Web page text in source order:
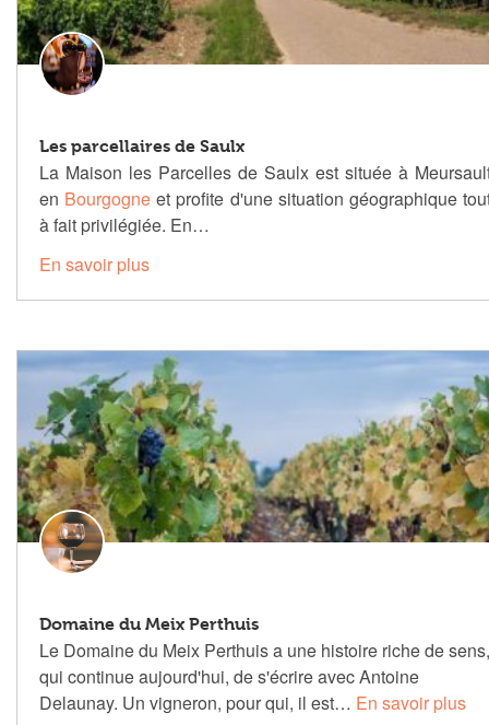
Les parcellaires de Saulx
La Maison les Parcelles de Saulx est située à
en Bourgogne et profite d'une situation géographique
à fait privilégiée. En…
En savoir plus
Domaine du Meix Perthuis
Le Domaine du Meix Perthuis a une histoire riche de sens,
qui continue aujourd'hui, de s'écrire avec Antoine
Delaunay. Un vigneron, pour qui, il est… En savoir plus